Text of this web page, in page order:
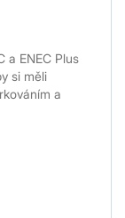
a ENEC Plus
si měli
a